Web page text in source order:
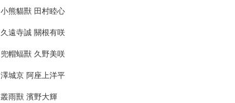
小熊貓獸 田村睦心
久遠寺誠 關根有咲
兜帽蝠獸 久野美咲
澤城京 阿座上洋平
叢雨獸 濱野大輝